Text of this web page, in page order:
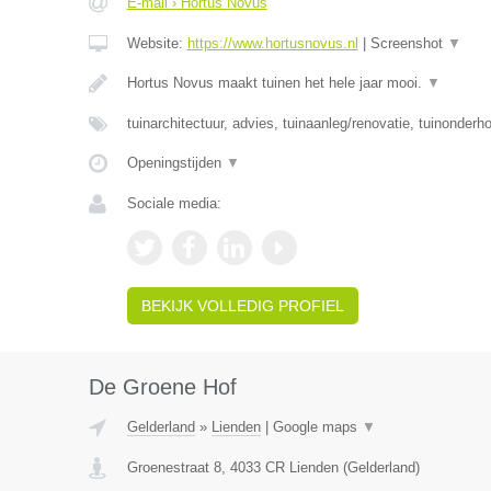
Website: https://www.hortusnovus.nl Screenshot ▼
Hortus Novus maakt tuinen het hele jaar mooi. ▼
tuinarchitectuur, advies, tuinaanleg/renovatie,
Openingstijden ▼
Sociale media:
BEKIJK VOLLEDIG PROFIEL
De Groene Hof
Gelderland » Lienden| Google maps ▼
Groenestraat 8, 4033 CR Lienden(Gelderland)